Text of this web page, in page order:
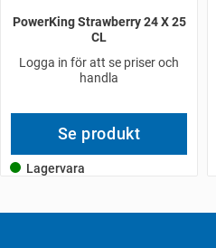
PowerKing Strawberry 24 X 25
CL
Logga in för att se priser och
handla
Se produkt
Lagervara